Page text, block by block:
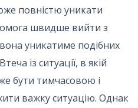
повністю уникати
швидше вийти з
уникатиме подібних
із ситуації, в якій
бути тимчасовою і
важку ситуацію. Однак